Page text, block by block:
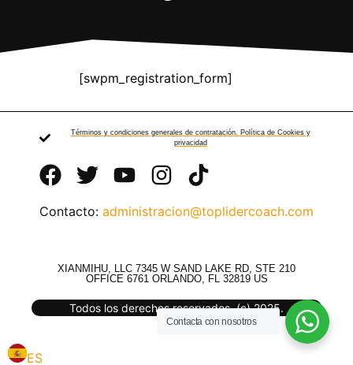
[swpm_registration_form]
Términos y condiciones generales de contratación. Política de Cookies y
privacidad
Contacto: administracion@toplidercoach.com
XIANMIHU, LLC 7345 W SAND LAKE RD, STE 210
OFFICE 6761 ORLANDO, FL 32819 US
Todos los derechos reservados. (c) 2025.
Contacta con nosotros
ES